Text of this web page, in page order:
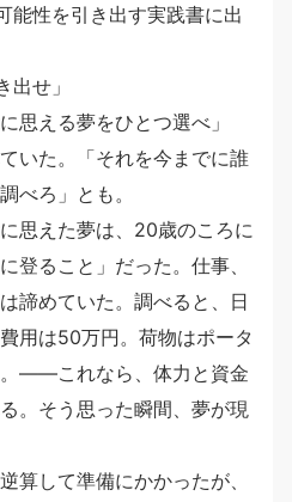
能性を引き出す実践書に出
出せ」
思える夢をひとつ選べ」
いた。「それを今までに誰
べろ」とも。
思えた夢は、20歳のころに
登ること」だった。仕事、
諦めていた。調べると、日
用は50万円。荷物はポータ
――これなら、体力と資金
。そう思った瞬間、夢が現
算して準備にかかったが、